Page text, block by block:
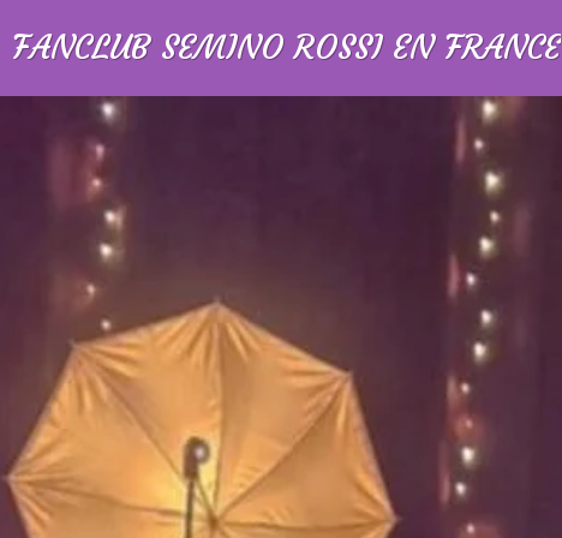
FANCLUB SEMINO ROSSI EN FRANCE